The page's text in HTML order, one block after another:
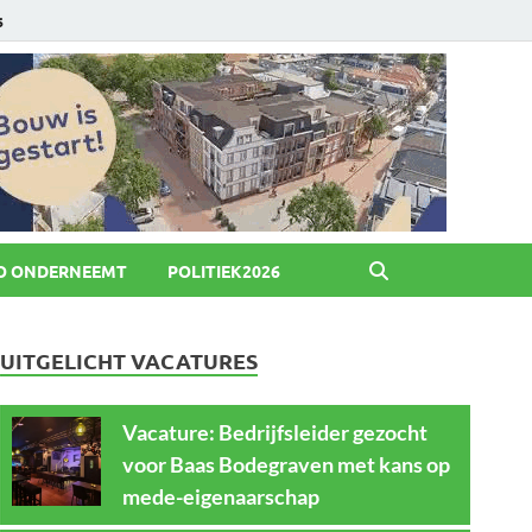
ONDERNEEMT POLITIEK2026
UITGELICHT VACATURES
Vacature: Bedrijfsleider gezocht
voor Baas Bodegraven met kans op
mede-eigenaarschap